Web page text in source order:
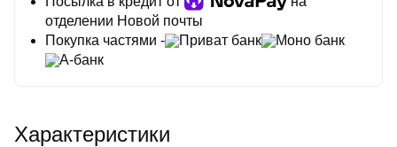
отделении Новой почты
Покупка частями -
Приват банк
Моно банк
А-банк
Характеристики